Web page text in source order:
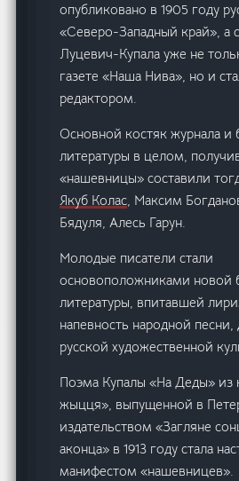
опубликовано в 1905 году
«Северо-Западный край», а
Луцевич-Купала уже не
газете «Наша Нива», но и
редактором.
Основной костяк журнала и
литературы в целом,
«нашевницы» составили
Якуб Колас, Максим
Бядуля, Алесь Гарун.
Молодые писатели стали
основоположниками новой
литературы, впитавшей
напевность народной
русской художественной
Поэма Купалы «На Деды»
жыцця», выпущенной в
издательством «Загляне
аконца» в 1913 году стала
манифестом «нашевницев».